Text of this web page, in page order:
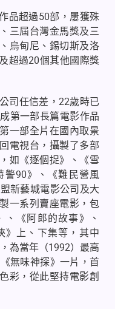
品超過50部，屢獲殊
三屆台灣金馬獎及三
烏甸尼、錫切斯及洛
超過20個其他國際獎
司任信差， 22歲時已
第一部長篇電影作品
一部全片在國內取景
電視台，攝製了多部
如《逐個捉》、《雪
警90》、《難民營風
新藝城電影公司及大
一系列賣座電影，包
《阿郎的故事》、
》上、下集等，其中
為當年（1992）最高
無味神探》一片，首
彩，從此堅持電影創